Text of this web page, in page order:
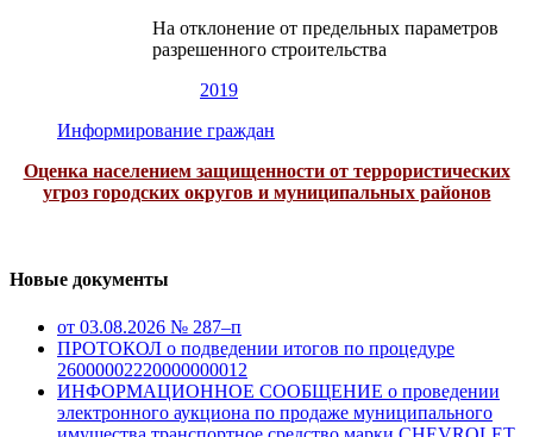
На отклонение от предельных параметров
разрешенного строительства
2019
Информирование граждан
Оценка населением защищенности от террористических
угроз городских округов и муниципальных районов
Новые документы
от 03.08.2026 № 287–п
ПРОТОКОЛ о подведении итогов по процедуре
26000002220000000012
ИНФОРМАЦИОННОЕ СООБЩЕНИЕ о проведении
электронного аукциона по продаже муниципального